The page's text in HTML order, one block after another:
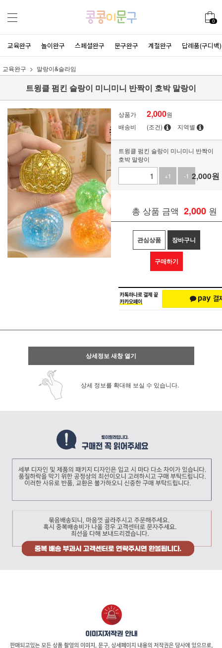
0
교육완구 놀이완구 스페셜완구 문구완구 계절완구 답례품(구디백)
교육완구 말랑이&슬라임
트윙클 펌킨 슬랑이 미니미니 반짝이 호박 말랑이
상품가 2,000원
배송비
(조건) 지역별
트윙클 펌킨 슬랑이 미니미니 반짝이
호박 말랑이
+1
-1 2,000원
총 상품 금액 2,000 원
관심상품 장바구니
구매하기
상세정보 새창 열기
상세 정보를 확대해 보실 수 있습니다.